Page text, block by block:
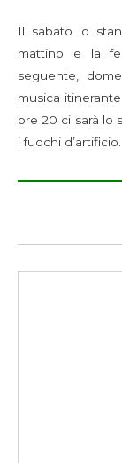
Il sabato lo
mattino e la
seguente,
musica
ore 20 ci sarà lo
i fuochi d’artificio.